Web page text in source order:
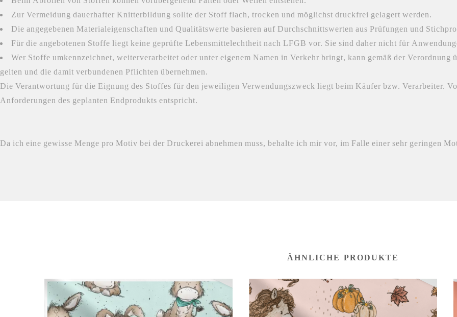
Zur Vermeidung dauerhafter Knitterbildung sollte der Stoff flach, trocken und möglichst druckfrei gelagert werden.
Die angegebenen Materialeigenschaften und Qualitätswerte basieren auf Durchschnittswerten aus Prüfungen und
Für die angebotenen Stoffe liegt keine geprüfte Lebensmittelechtheit nach LFGB vor. Sie sind daher nicht für
Wer Stoffe umkennzeichnet, weiterverarbeitet oder unter eigenem Namen in Verkehr bringt, kann gemäß der
gelten und die damit verbundenen Pflichten übernehmen.
Die Verantwortung für die Eignung des Stoffes für den jeweiligen Verwendungszweck liegt beim Käufer bzw. Verarbeiter.
Anforderungen des geplanten Endprodukts entspricht.
Da ich eine gewisse Menge pro Motiv bei der Druckerei abnehmen muss, behalte ich mir vor, im Falle einer sehr geringen
ÄHNLICHE PRODUKTE